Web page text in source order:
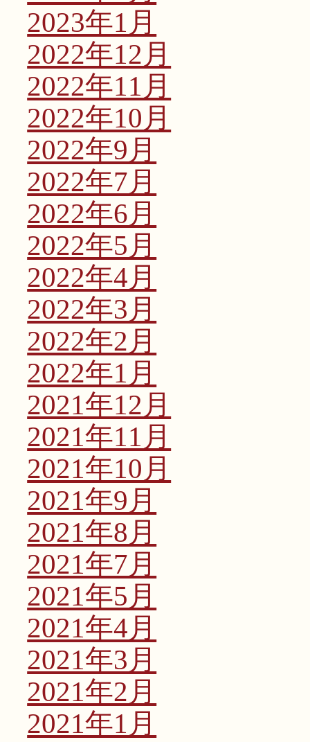
2023年1月
2022年12月
2022年11月
2022年10月
2022年9月
2022年7月
2022年6月
2022年5月
2022年4月
2022年3月
2022年2月
2022年1月
2021年12月
2021年11月
2021年10月
2021年9月
2021年8月
2021年7月
2021年5月
2021年4月
2021年3月
2021年2月
2021年1月